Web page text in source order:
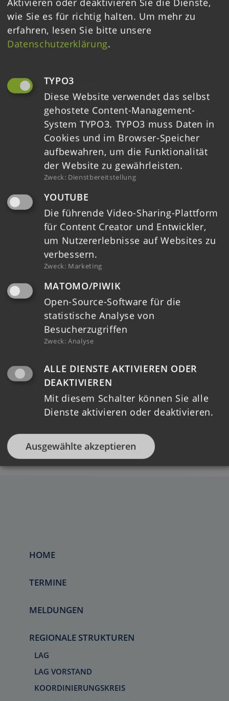
Login
Downloads
Ausschreibungen
Datenschutz
Impressum
HOME
TERMINE
MELDUNGEN
REGIONALE STRUKTUREN
LAG
LAG VORSTAND
KOORDINIERUNGSKREIS
Aktivieren oder deaktivieren Sie die Dienste,
wie Sie es für richtig halten. Um mehr zu
erfahren, lesen Sie bitte unsere
Datenschutzerklärung.
TYPO3
Diese Website verwendet das selbst
gehostete Content-Management-
System TYPO3. TYPO3 muss Daten in
Cookies und im Browser-Speicher
aufbewahren, um die Funktionalität
der Website zu gewährleisten.
Zweck: Dienstbereitstellung
YOUTUBE
Die führende Video-Sharing-Plattform
für Content Creator und Entwickler,
um Nutzererlebnisse auf Websites zu
verbessern.
Zweck: Marketing
MATOMO/PIWIK
Open-Source-Software für die
statistische Analyse von
Besucherzugriffen
Zweck:Analyse
ALLE DIENSTE AKTIVIEREN ODER
DEAKTIVIEREN
Mit diesem Schalter können Sie alle
Dienste aktivieren oder deaktivieren.
Ausgewählte akzeptieren